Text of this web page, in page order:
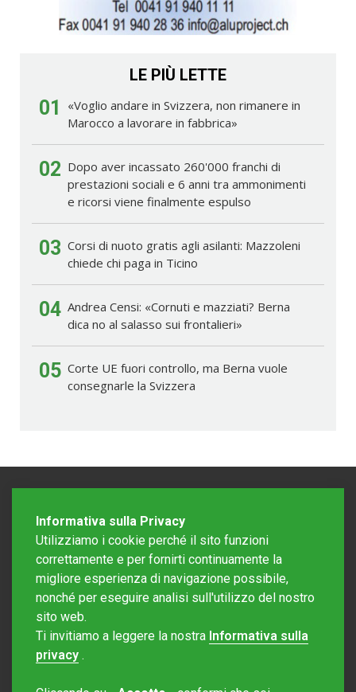
LE PIÙ LETTE
01
«Voglio andare in Svizzera, non rimanere in
Marocco a lavorare in fabbrica»
02 Dopo aver incassato 260'000 franchi di
prestazioni sociali e 6 anni tra ammonimenti
e ricorsi viene finalmente espulso
03 Corsi di nuoto gratis agli asilanti: Mazzoleni
chiede chi paga in Ticino
04 Andrea Censi: «Cornuti e mazziati? Berna
dica no al salasso sui frontalieri»
05 Corte UE fuori controllo, ma Berna vuole
consegnarle la Svizzera
Editore Rotostampa SA
Informativa sulla Privacy
Utilizziamo i cookie perché il sito funzioni
correttamente e per fornirti continuamente la
migliore esperienza di navigazione possibile,
nonché per eseguire analisi sull'utilizzo del nostro
sito web.
Ti invitiamo a leggere la nostra Informativa sulla
privacy .